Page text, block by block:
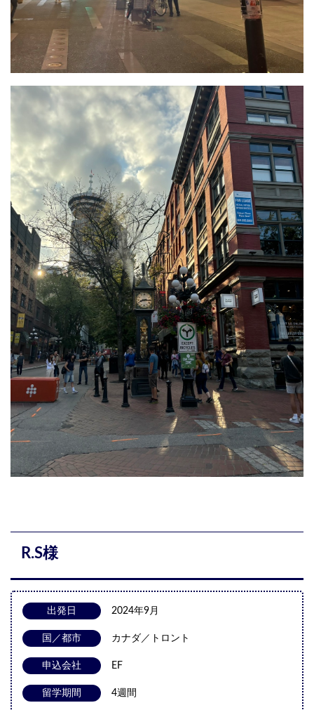
R.S様
出発日 2024年9月
国／都市 カナダ／トロント
申込会社 EF
留学期間 4週間